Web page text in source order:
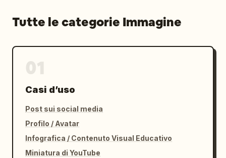
Tutte le categorie Immagine
Casi d’uso
Post sui social media
Profilo / Avatar
Infografica / Contenuto Visual Educativo
Miniatura di YouTube